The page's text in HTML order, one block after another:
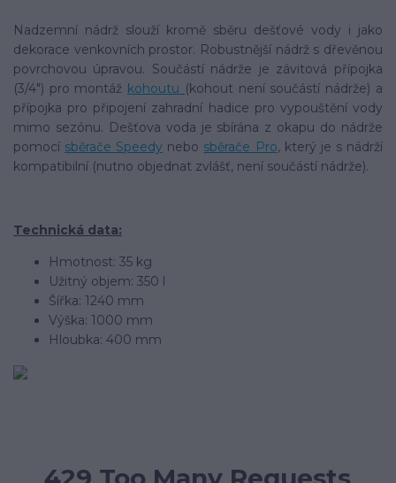
Nadzemní nádrž slouží kromě sběru dešťové vody i jako
dekorace venkovních prostor. Robustnější nádrž s dřevěnou
povrchovou úpravou. Součástí nádrže je závitová přípojka
(3/4") pro montáž kohoutu (kohout není součástí nádrže) a
přípojka pro připojení zahradní hadice pro vypouštění vody
mimo sezónu. Dešťova voda je sbírána z okapu do nádrže
pomocí sběrače Speedy nebo sběrače Pro, který je s nádrží
kompatibilní (nutno objednat zvlášť, není součástí nádrže).
Technická data:
Hmotnost: 35 kg
Užitný objem: 350 l
Šířka: 1240 mm
Výška: 1000 mm
Hloubka: 400 mm